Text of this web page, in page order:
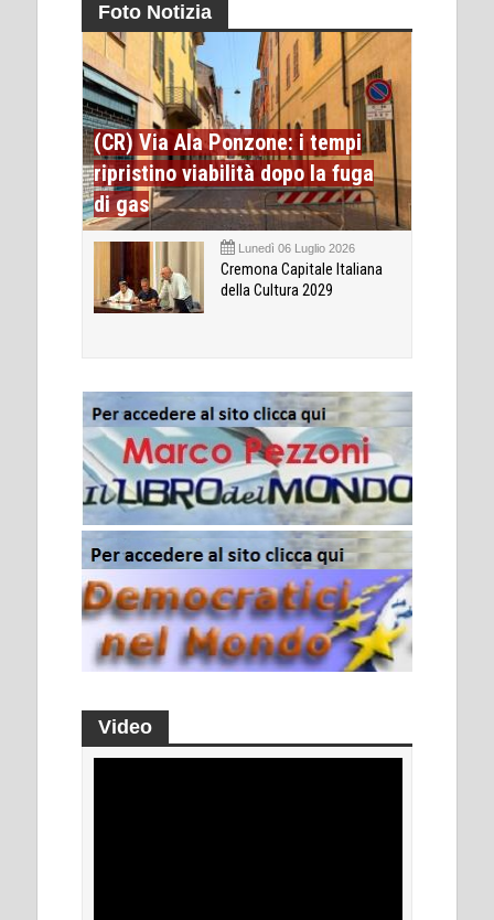
Foto Notizia
(CR) Via Ala Ponzone: i tempi
ripristino viabilità dopo la fuga
di gas
Lunedì 06 Luglio 2026
Cremona Capitale Italiana
della Cultura 2029
Video